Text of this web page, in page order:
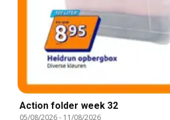
Action folder week 32
05/08/2026- 11/08/2026